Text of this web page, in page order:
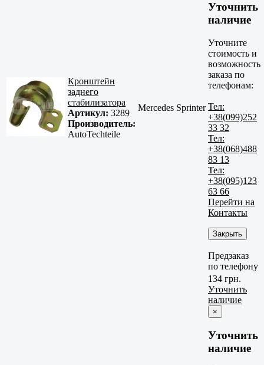
Кронштейн
заднего
стабилизатора
Артикул: 3289
Производитель:
AutoTechteile
Mercedes Sprinter
Уточнить
наличие
Уточните
стоимость и
возможность
заказа по
телефонам:
Тел:
+38(099)252
33 32
Тел:
+38(068)488
83 13
Тел:
+38(095)123
63 66
Перейти на
Контакты
Закрыть
Предзаказ
по телефону
134 грн.
Уточнить
наличие
×
Уточнить
наличие